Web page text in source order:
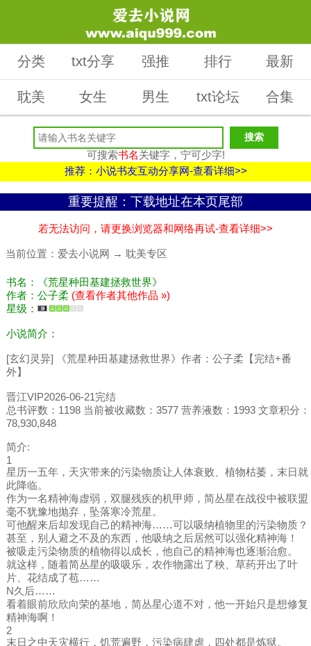
分类 txt分享 强推 排行 最新
耽美 女生 男生 txt论坛 合集
可搜索书名关键字，宁可少字!
推荐：小说书友互动分享网-查看详细>>
重要提醒：下载地址在本页尾部
若无法访问，请更换浏览器和网络再试-查看详细>>
当前位置： 爱去小说网 → 耽美专区
书名：《荒星种田基建拯救世界》
作者：公子柔 (查看作者其他作品 »)
星级：
小说简介：
[玄幻灵异] 《荒星种田基建拯救世界》作者：公子柔【完结+番
外】
晋江VIP2026-06-21完结
总书评数：1198 当前被收藏数：3577 营养液数：1993 文章积分：
78,930,848
简介:
1
星历一五年，天灾带来的污染物质让人体衰败、植物枯萎，末日就
此降临。
作为一名精神海虚弱，双腿残疾的机甲师，简丛星在战役中被联盟
毫不犹豫地抛弃，坠落寒冷荒星。
可他醒来后却发现自己的精神海……可以吸纳植物里的污染物质？
甚至，别人避之不及的东西，他吸纳之后居然可以强化精神海！
被吸走污染物质的植物得以成长，他自己的精神海也逐渐治愈。
就这样，随着简丛星的吸吸乐，农作物露出了秧、草药开出了叶
片、花结成了苞……
N久后……
看着眼前欣欣向荣的基地，简丛星心道不对，他一开始只是想修复
精神海啊！
2
末日之中天灾横行，饥荒遍野，污染病肆虐，四处都是炼狱。